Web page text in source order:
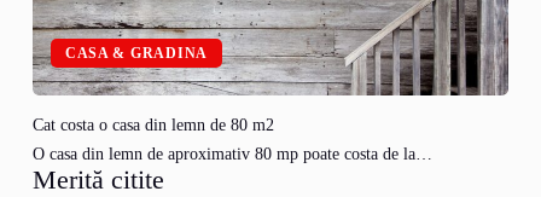
CASA & GRADINA
Cat costa o casa din lemn de 80 m2
O casa din lemn de aproximativ 80 mp poate costa de la…
Merită citite